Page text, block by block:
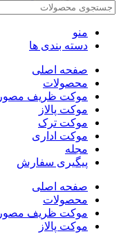
منو
دسته بندی ها
صفحه اصلی
محصولات
موکت ظریف مصور
موکت پالاز
موکت ترک
موکت اداری
مجله
پیگیری سفارش
صفحه اصلی
محصولات
موکت ظریف مصور
موکت پالاز